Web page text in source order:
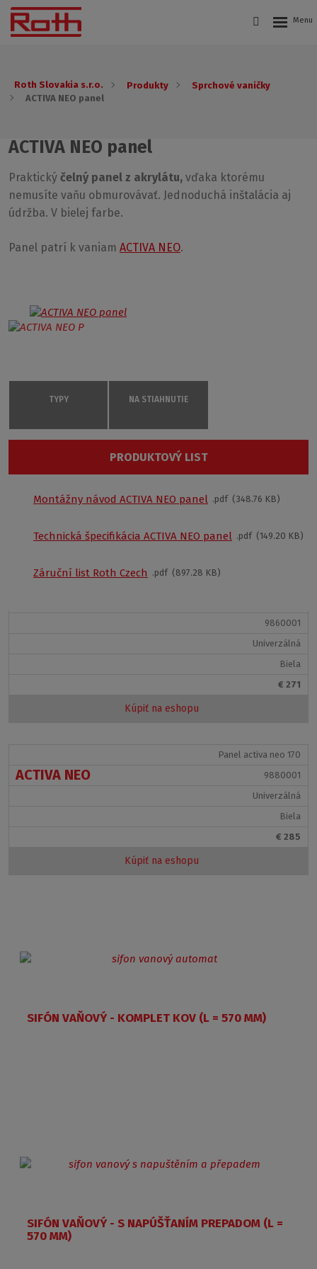
Roth Slovakia s.r.o. Produkty
Sprchové vaničky
ACTIVA NEO panel
ACTIVA NEO panel
Praktický čelný panel z akrylátu, vďaka ktorému
nemusíte vaňu obmurovávať. Jednoduchá inštalácia aj
údržba. V bielej farbe.
Panel patrí k vaniam ACTIVA NEO.
TYPY
€ 261
9860001
Univerzálná
Biela
€ 271
Kúpiť na eshopu
Panel activa neo 170
9880001
Univerzálná
Biela
€ 285
Kúpiť na eshopu
NA STIAHNUTIE
PRODUKTOVÝ LIST
Montážny návod ACTIVA NEO panel pdf 348.76 KB
Technická špecifikácia ACTIVA NEO panel pdf 149.20 KB
Záruční list Roth Czech pdf 897.28 KB
ACTIVA NEO
SIFÓN VAŇOVÝ - KOMPLET KOV (L = 570 MM)
SIFÓN VAŇOVÝ - S NAPÚŠŤANÍM PREPADOM (L =
570 MM)